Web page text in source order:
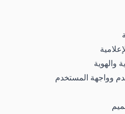
والهوية
وواجهة المستخدم